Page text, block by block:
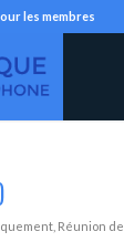
les membres
, Réunion de